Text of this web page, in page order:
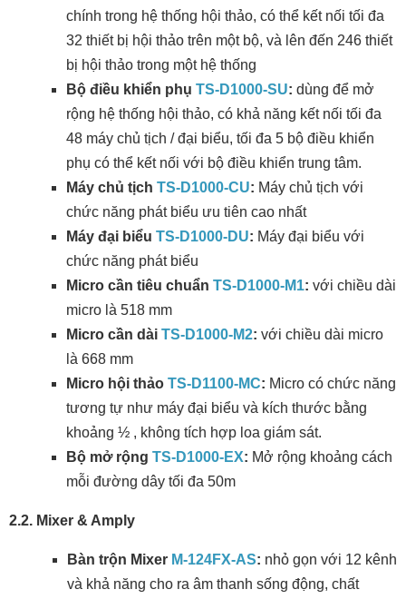
chính trong hệ thống hội thảo, có thể kết nối tối đa
32 thiết bị hội thảo trên một bộ, và lên đến 246 thiết
bị hội thảo trong một hệ thống
Bộ điều khiển phụTS-D1000-SU: dùng để mở
rộng hệ thống hội thảo, có khả năng kết nối tối đa
48 máy chủ tịch / đại biểu, tối đa 5 bộ điều khiển
phụ có thể kết nối với bộ điều khiển trung tâm.
Máy chủ tịchTS-D1000-CU: Máy chủ tịch với
chức năng phát biểu ưu tiên cao nhất
Máy đại biểuTS-D1000-DU: Máy đại biểu với
chức năng phát biểu
Micro cần tiêu chuẩnTS-D1000-M1: với chiều dài
micro là 518 mm
Micro cần dàiTS-D1000-M2: với chiều dài micro
là 668 mm
Micro hội thảoTS-D1100-MC: Micro có chức năng
tương tự như máy đại biểu và kích thước bằng
khoảng ½ , không tích hợp loa giám sát.
Bộ mở rộngTS-D1000-EX: Mở rộng khoảng cách
mỗi đường dây tối đa 50m
2.2. Mixer & Amply
Bàn trộn Mixer M-124FX-AS: nhỏ gọn với 12 kênh
và khả năng cho ra âm thanh sống động, chất